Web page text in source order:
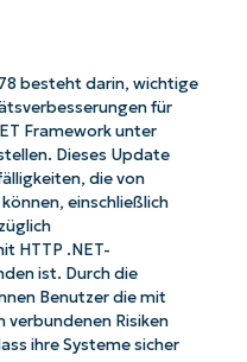
besteht darin, wichtige
für
Framework unter
Dieses Update
die von
einschließlich
HTTP .NET-
ist. Durch die
Benutzer die mit
verbundenen Risiken
ihre Systeme sicher